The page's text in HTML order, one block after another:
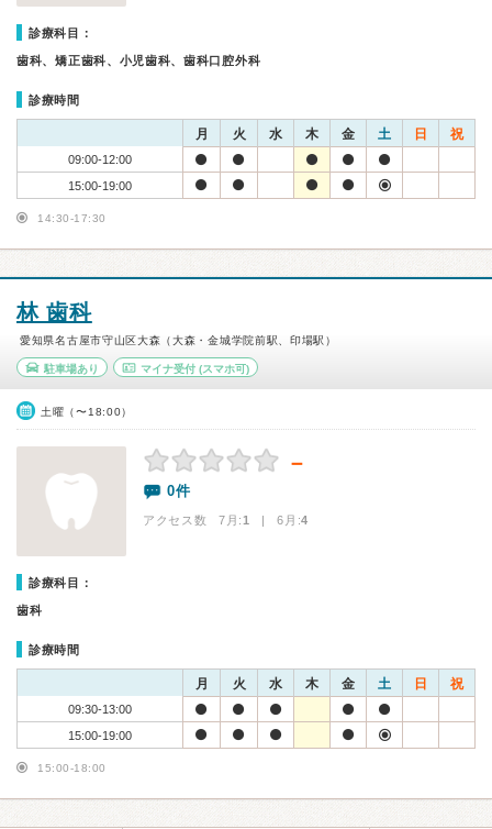
診療科目：
歯科、矯正歯科、小児歯科、歯科口腔外科
診療時間
月 火 水 木 金 土 日 祝
09:00-12:00
15:00-19:00
14:30-17:30
林 歯科
愛知県名古屋市守山区大森（大森・金城学院前駅、印場駅）
駐車場あり マイナ受付(スマホ可)
土曜（〜18:00）
－
0件
アクセス数 7月:1 | 6月:4
診療科目：
歯科
診療時間
月 火 水 木 金 土 日 祝
09:30-13:00
15:00-19:00
15:00-18:00